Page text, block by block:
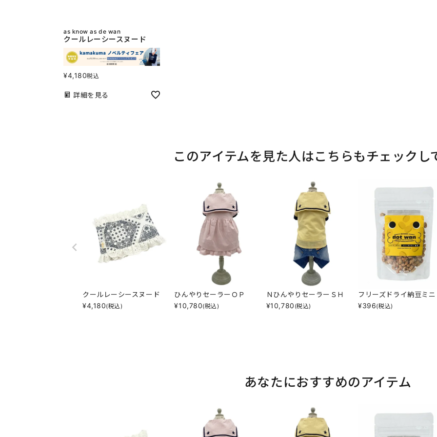
as know as de wan
クールレーシースヌード
¥4,180税込
詳細を見る
このアイテムを見た人はこちらもチェックし
クールレーシースヌード
¥4,180(税込)
ひんやりセーラーＯＰ
¥10,780(税込)
ＮひんやりセーラーＳＨ
¥10,780 (税込)
フリーズドライ納豆ミニ
¥396(税込)
あなたにおすすめのアイテム